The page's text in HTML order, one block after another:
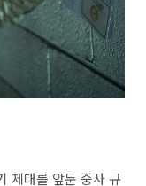
제대를 앞둔 중사 규